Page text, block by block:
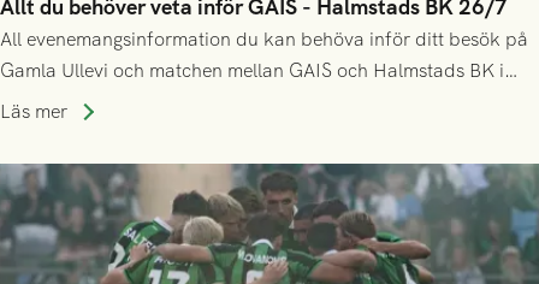
Allt du behöver veta inför GAIS - Halmstads BK 26/7
All evenemangsinformation du kan behöva inför ditt besök på
Gamla Ullevi och matchen mellan GAIS och Halmstads BK i
Allsvenskan! Avspark kl 16.30 på söndag 26/7.
Läs mer